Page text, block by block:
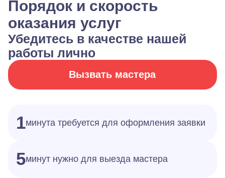
Порядок и скорость
оказания услуг
Убедитесь в качестве нашей
работы лично
Вызвать мастера
1минута требуется для оформления заявки
5минут нужно для выезда мастера